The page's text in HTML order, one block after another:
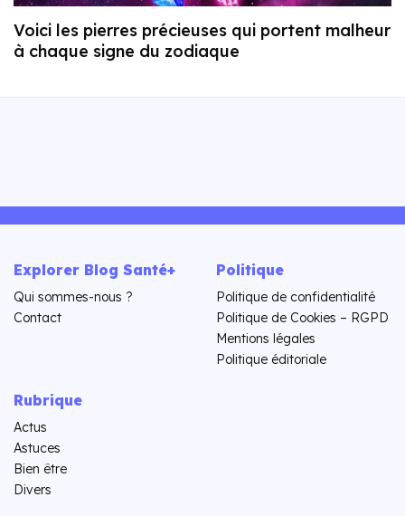
Voici les pierres précieuses qui portent malheur
à chaque signe du zodiaque
Explorer Blog Santé+
Qui sommes-nous ?
Contact
Politique
Politique de confidentialité
Politique de Cookies – RGPD
Mentions légales
Politique éditoriale
Rubrique
Actus
Astuces
Bien être
Divers